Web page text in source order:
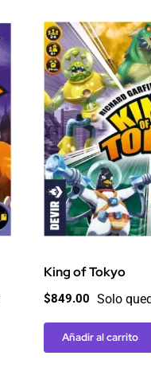
King of Tokyo
$849.00 Solo
Añadir al carrito